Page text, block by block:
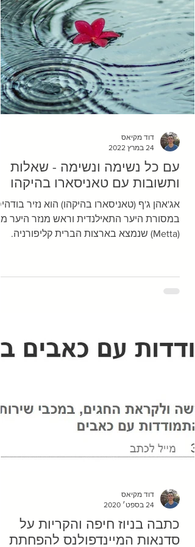
עם כל נשימה ונשימה - שאלות
ותשובות עם טאניסארו בהיקהו
אג'אהן ג'ף (טאניסארו בהיקהו) הוא נזיר
במסורת היער התאילנדית וראש מנזר היער
(Metta) שנמצא בארצות הברית קליפורניה.
דוד מקיאס
24 במרץ 2022
כתבה בניוז חיפה והקריות על
סדנאות המיינדפולנס להפחתת
דוד מקיאס
24 בספט׳ 2020